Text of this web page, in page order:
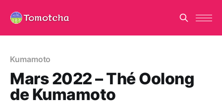
Kumamoto
Mars 2022 – Thé Oolong
de Kumamoto